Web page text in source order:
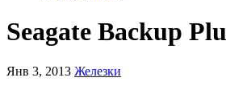
Seagate Backup
Янв 3, 2013 Железки